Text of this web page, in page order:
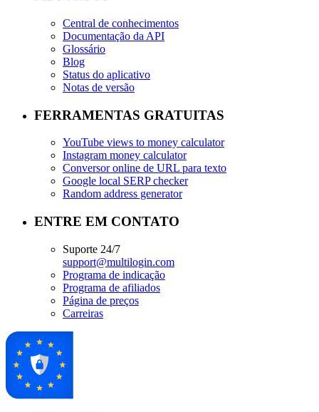
Central de conhecimentos
Documentação da API
Glossário
Blog
Status do aplicativo
Notas de versão
FERRAMENTAS GRATUITAS
YouTube views to money calculator
Instagram money calculator
Conversor online de URL para texto
Google local SERP checker
Random address generator
ENTRE EM CONTATO
Suporte 24/7
support@multilogin.com
Programa de indicação
Programa de afiliados
Página de preços
Carreiras